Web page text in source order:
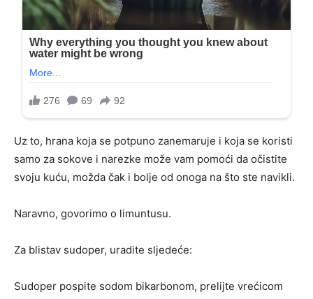
Uz to, hrana koja se potpuno zanemaruje i koja se koristi
samo za sokove i narezke može vam pomoći da očistite
svoju kuću, možda čak i bolje od onoga na što ste navikli.
Naravno, govorimo o limuntusu.
Za blistav sudoper, uradite sljedeće:
Sudoper pospite sodom bikarbonom, prelijte vrećicom